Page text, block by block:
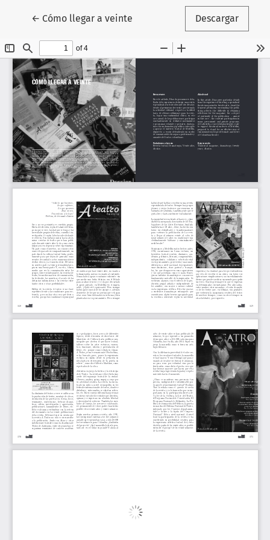
← Volver a los detalles del artículo
Cómo llegar a veinte Descargar